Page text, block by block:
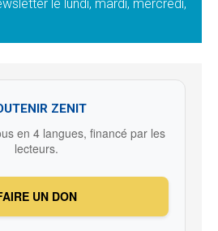
le lundi, mardi, mercredi,
ZENIT
en 4 langues, financé par les
lecteurs.
UN DON